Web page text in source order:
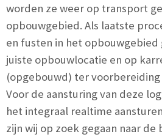
worden ze weer op transport
opbouwgebied. Als laatste
en fusten in het
juiste opbouwlocatie en op
(opgebouwd) ter
Voor de aansturing van deze
het integraal realtime
zijn wij op zoek gegaan naar de